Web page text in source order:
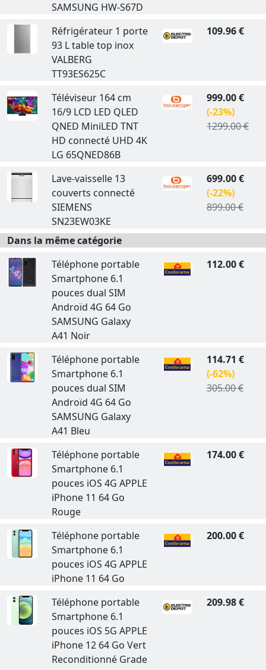
SAMSUNG HW-S67D
Réfrigérateur 1 porte
93 L table top inox
VALBERG
TT93ES625C
109.96 €
Téléviseur 164 cm
16/9 LCD LED QLED
QNED MiniLED TNT
HD connecté UHD 4K
LG 65QNED86B
999.00 €
(-23%)
1299.00 €
Lave-vaisselle 13
couverts connecté
SIEMENS
SN23EW03KE
699.00 €
(-22%)
899.00 €
Dans la même catégorie
Téléphone portable
Smartphone 6.1
pouces dual SIM
Androïd 4G 64 Go
SAMSUNG Galaxy
A41 Noir
112.00 €
Téléphone portable
Smartphone 6.1
pouces dual SIM
Androïd 4G 64 Go
SAMSUNG Galaxy
A41 Bleu
114.71 €
(-62%)
305.00 €
Téléphone portable
Smartphone 6.1
pouces iOS 4G APPLE
iPhone 11 64 Go
Rouge
174.00 €
Téléphone portable
Smartphone 6.1
pouces iOS 4G APPLE
iPhone 11 64 Go
200.00 €
Téléphone portable
Smartphone 6.1
pouces iOS 5G APPLE
iPhone 12 64 Go Vert
Reconditionné Grade
209.98 €